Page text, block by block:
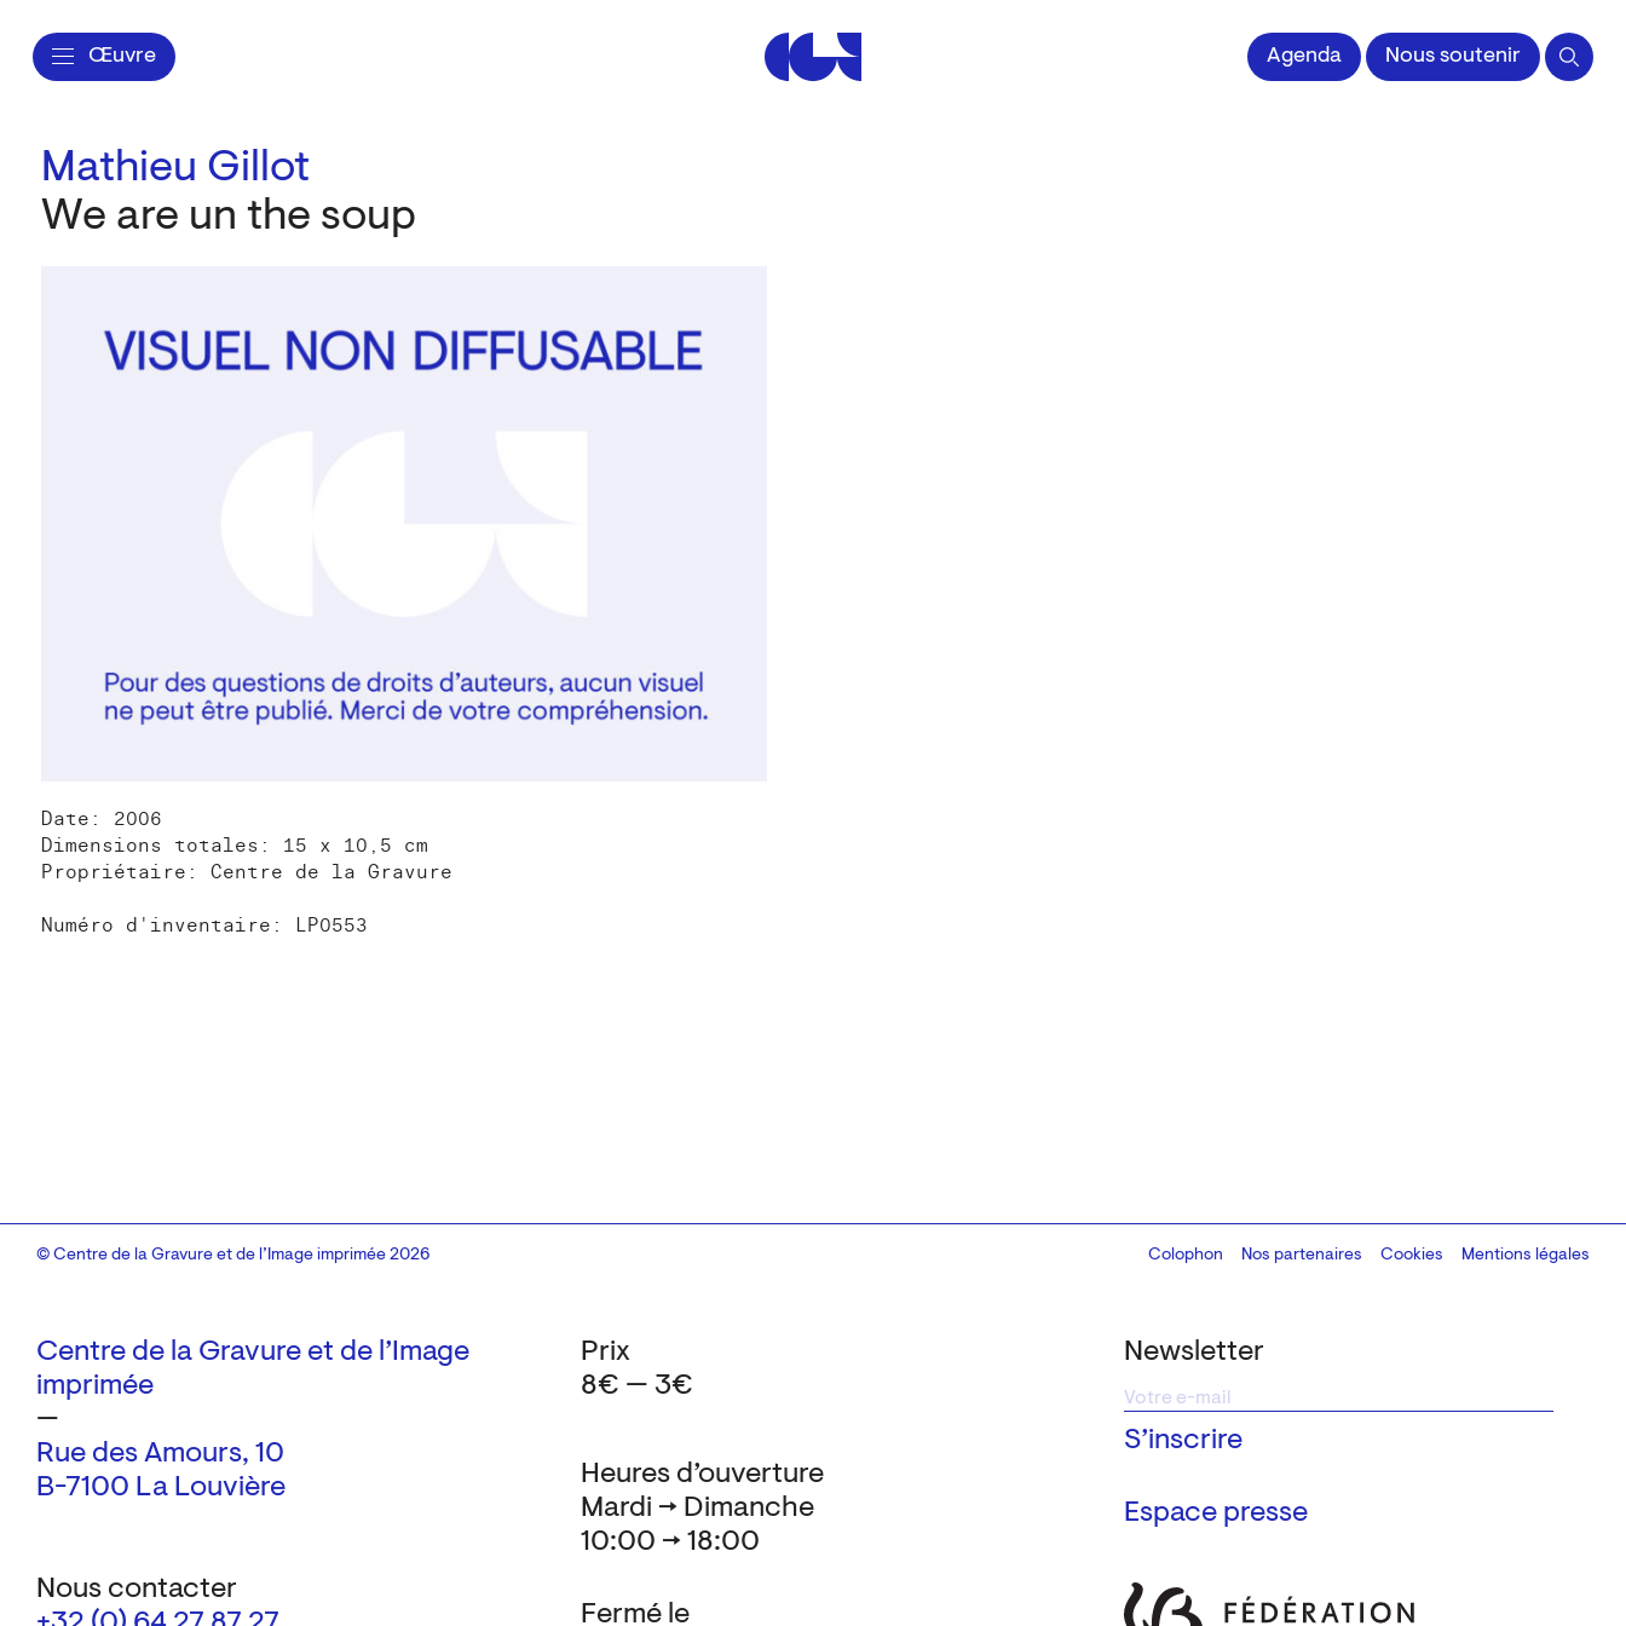
Œuvre Centre de la Gravure et de l'Image impriméeAgenda Nous soutenir
Mathieu Gillot
We are un the soup
Date: 2006
Dimensions totales: 15 x 10,5 cm
Propriétaire: Centre de la Gravure
Numéro d'inventaire: LP0553
Centre de la Gravure et de l’Image
imprimée
—
Rue des Amours, 10
B-7100 La Louvière
Nous contacter
Newsletter
Espace presse
Heures d’ouverture
Mardi → Dimanche
10:00 → 18:00
Fermé le
Prix
8€ — 3€
© Centre de la Gravure et de l’Image imprimée 2026 Colophon
Design:Marcel Kaczmarek, code:8080.studio
Nos partenaires Cookies Mentions légales